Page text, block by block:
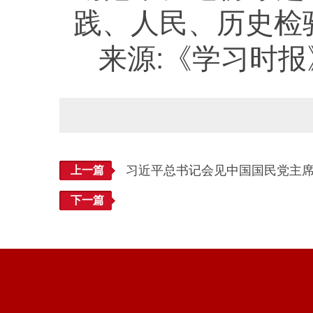
践、人民、历史
来源:《学习时
上一篇 习近平总书记会见中国国民党主
下一篇